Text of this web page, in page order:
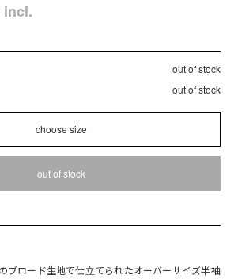
incl.
out of stock
out of stock
out of stock
ブロード生地で仕立てられたオーバーサイズ半袖